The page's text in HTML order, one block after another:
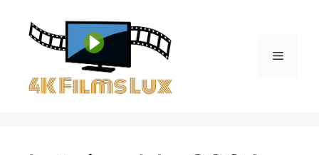
contenu
Menu